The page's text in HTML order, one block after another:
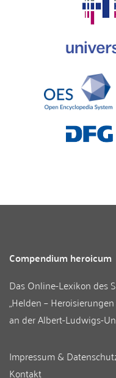
Compendium heroicum
Das Online-Lexikon des
„Helden –
an derAlbert-Ludwigs-
Impressum &
Kontakt